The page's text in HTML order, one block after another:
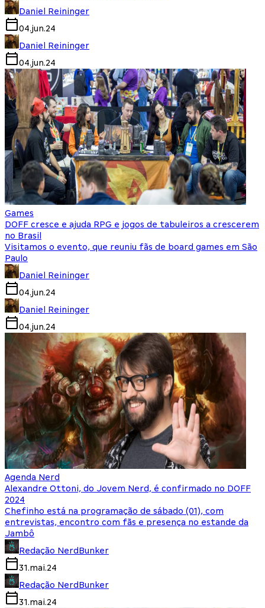
Daniel Reininger
04.jun.24
Daniel Reininger
04.jun.24
Games
DOFF cresce e ajuda RPG e jogos de tabuleiros a crescerem
no Brasil
Visitamos o evento, que reuniu fãs de board games em São
Paulo
Daniel Reininger
04.jun.24
Daniel Reininger
04.jun.24
Agenda Nerd
Alexandre Ottoni, do Jovem Nerd, é confirmado no DOFF
2024
Chefinho está na programação de sábado (01), com
entrevistas, encontro com fãs e presença no estande da
Jambô
Redação NerdBunker
31.mai.24
Redação NerdBunker
31.mai.24